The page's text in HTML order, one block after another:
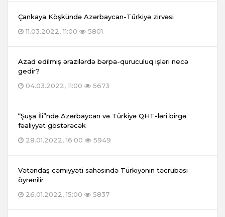
Çankaya Köşkündə Azərbaycan-Türkiyə zirvəsi
11.03.2022, 11:00
5801
Azad edilmiş ərazilərdə bərpa-quruculuq işləri necə
gedir?
04.03.2022, 11:00
5673
“Şuşa İli”ndə Azərbaycan və Türkiyə QHT-ləri birgə
fəaliyyət göstərəcək
28.01.2022, 16:00
5949
Vətəndaş cəmiyyəti sahəsində Türkiyənin təcrübəsi
öyrənilir
26.01.2022, 15:00
5837